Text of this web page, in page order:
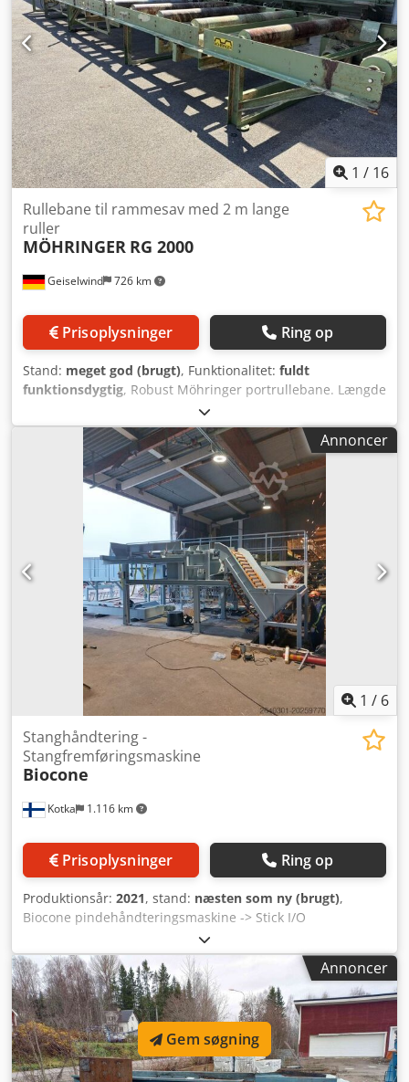
1 / 16
Geiselwind 726 km
Rullebane til rammesav med 2 m lange
ruller
MÖHRINGER RG 2000
Prisoplysninger Ring op
Stand: meget god (brugt), Funktionalitet: fuldt
funktionsdygtig, Robust Möhringer portrullebane. Længde
11,20 m. Rullelængde 2,0 m. Højde 1,0 m. Med indbygget
hydraulisk tværgående løfte- og sænkemekanisme med 5
kædeforløb. Crodpfx Aozg Drnoh Aof Udtræk til venstre og
højre. 4 stk. hydraulisk løfte- og sænkelige
modelstøtteruller. Opdelt fremdrift med 2 gearmotorer.
Annoncer
1 / 6
Kotka 1.116 km
Stanghåndtering -
Stangfremføringsmaskine
Biocone
Prisoplysninger Ring op
Produktionsår: 2021, stand: næsten som ny (brugt),
Biocone pindehåndteringsmaskine -> Stick I/O
fødemaskine Fabrikant: Biocone Købsår: 2022 Separate
transportbånd til ind- og udløb (udløb med
posepakningsfunktion) Crjdpfsxmk S Iox Ah Aof
Hovedlayout vedhæftet I drift i mindre end et år
Annoncer
Gem søgning